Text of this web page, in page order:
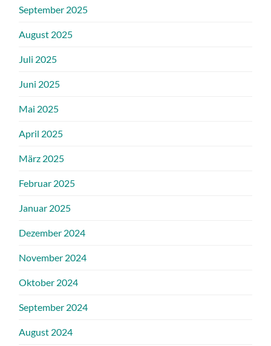
September 2025
August 2025
Juli 2025
Juni 2025
Mai 2025
April 2025
März 2025
Februar 2025
Januar 2025
Dezember 2024
November 2024
Oktober 2024
September 2024
August 2024